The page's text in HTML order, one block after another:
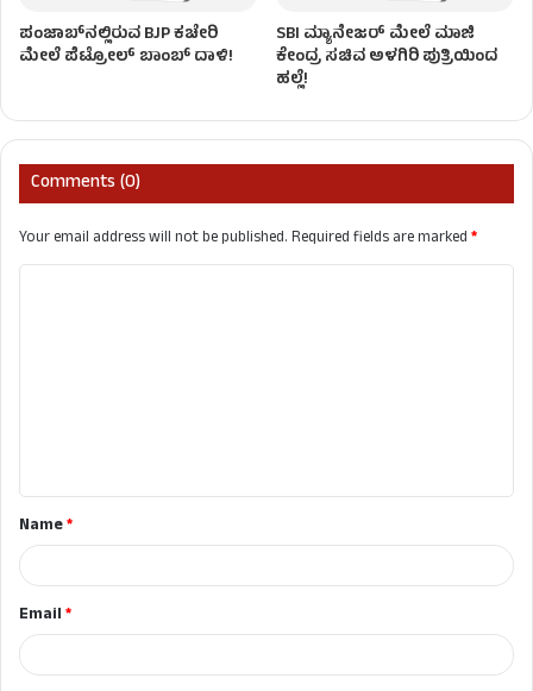
ಪಂಜಾಬ್‌ನಲ್ಲಿರುವ BJP ಕಚೇರಿ
ಮೇಲೆ ಪೆಟ್ರೋಲ್ ಬಾಂಬ್ ದಾಳಿ!
SBI ಮ್ಯಾನೇಜರ್‌ ಮೇಲೆ ಮಾಜಿ
ಕೇಂದ್ರ ಸಚಿವ ಅಳಗಿರಿ ಪುತ್ರಿಯಿಂದ
ಹಲ್ಲೆ!
Comments (0)
Your email address will not be published.Required fields are marked*
t
*Name*
Email*